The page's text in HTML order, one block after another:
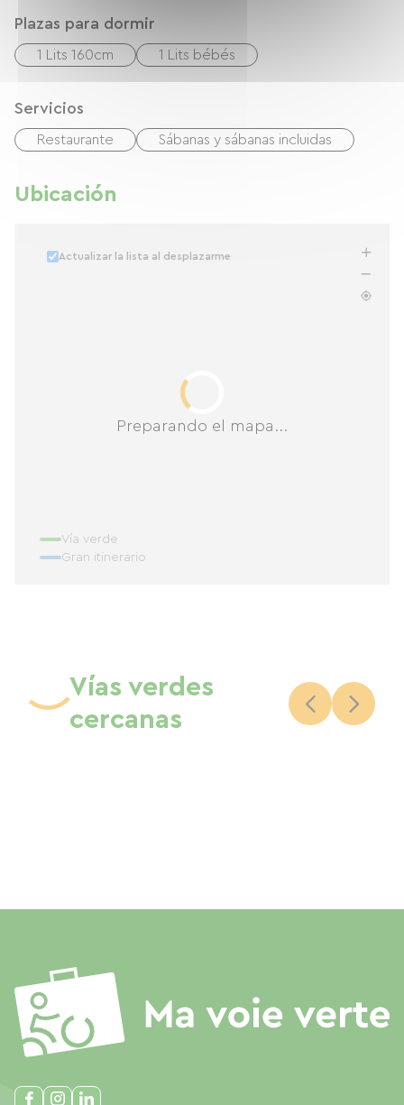
Plazas para dormir
1 Lits 160cm 1 Lits bébés
Servicios
Restaurante Sábanas y sábanas incluidas
Ubicación
Preparando el mapa...
Actualizar la lista al desplazarme
Vía verde
Gran itinerario
Vías verdes
cercanas